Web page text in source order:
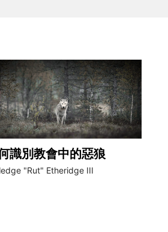
識別教會中的惡狼
"Rut" Etheridge III